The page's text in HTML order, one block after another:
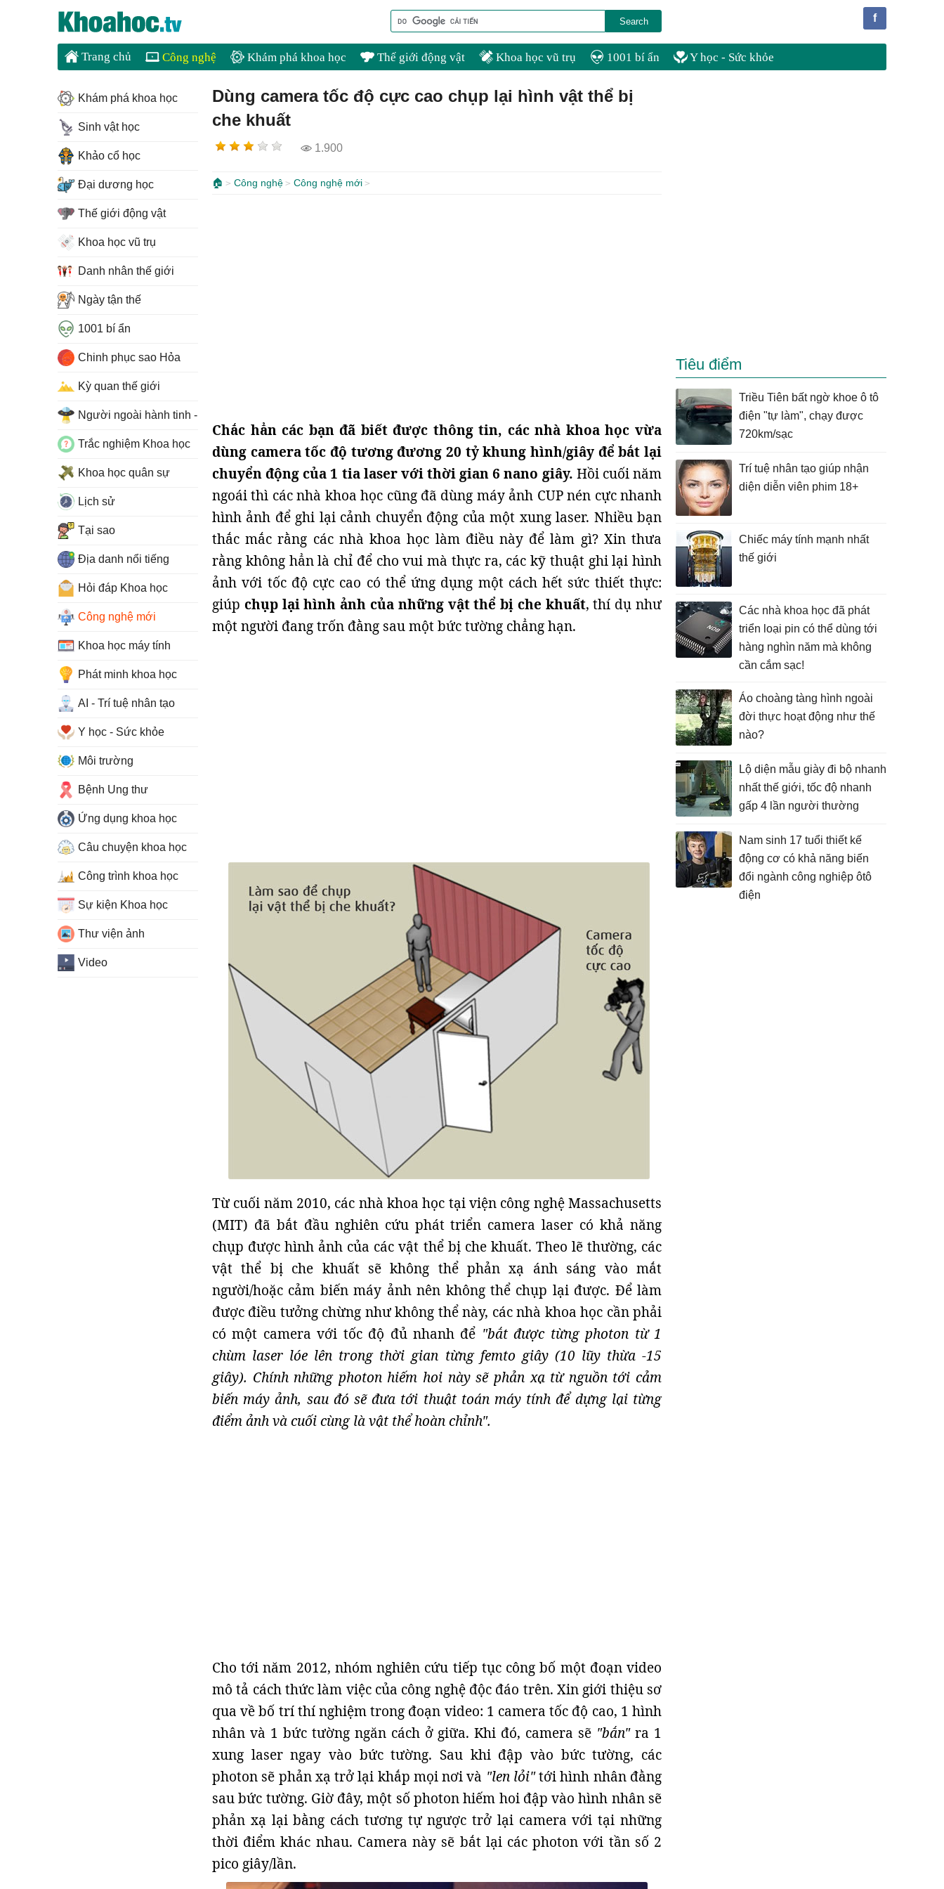
f
Trang chủ Công nghệ Khám phá khoa học Thế giới động vật Khoa học vũ trụ 1001 bí ẩn Y học - Sức khỏe
Dùng camera tốc độ cực cao chụp lại hình vật thể bị
che khuất
1.900
🏠 Công nghệ Công nghệ mới
Chắc hẳn các bạn đã biết được thông tin, các nhà khoa học vừa
dùng camera tốc độ tương đương 20 tỷ khung hình/giây để bắt lại
chuyển động của 1 tia laser với thời gian 6 nano giây. Hồi cuối năm
ngoái thì các nhà khoa học cũng đã dùng máy ảnh CUP nén cực nhanh
hình ảnh để ghi lại cảnh chuyển động của một xung laser. Nhiều bạn
thắc mắc rằng các nhà khoa học làm điều này để làm gì? Xin thưa
rằng không hẳn là chỉ để cho vui mà thực ra, các kỹ thuật ghi lại hình
ảnh với tốc độ cực cao có thể ứng dụng một cách hết sức thiết thực:
giúp chụp lại hình ảnh của những vật thể bị che khuất, thí dụ như
một người đang trốn đằng sau một bức tường chẳng hạn.
Từ cuối năm 2010, các nhà khoa học tại viện công nghệ Massachusetts
(MIT) đã bắt đầu nghiên cứu phát triển camera laser có khả năng
chụp được hình ảnh của các vật thể bị che khuất. Theo lẽ thường, các
vật thể bị che khuất sẽ không thể phản xạ ánh sáng vào mắt
người/hoặc cảm biến máy ảnh nên không thể chụp lại được. Để làm
được điều tưởng chừng như không thể này, các nhà khoa học cần phải
có một camera với tốc độ đủ nhanh để "bắt được từng photon từ 1
chùm laser lóe lên trong thời gian từng femto giây (10 lũy thừa -15
giây). Chính những photon hiếm hoi này sẽ phản xạ từ nguồn tới cảm
biến máy ảnh, sau đó sẽ đưa tới thuật toán máy tính để dựng lại từng
điểm ảnh và cuối cùng là vật thể hoàn chỉnh".
Cho tới năm 2012, nhóm nghiên cứu tiếp tục công bố một đoạn video
mô tả cách thức làm việc của công nghệ độc đáo trên. Xin giới thiệu sơ
qua về bố trí thí nghiệm trong đoạn video: 1 camera tốc độ cao, 1 hình
nhân và 1 bức tường ngăn cách ở giữa. Khi đó, camera sẽ "bắn"ra 1
xung laser ngay vào bức tường. Sau khi đập vào bức tường, các
photon sẽ phản xạ trở lại khắp mọi nơi và "len lỏi"tới hình nhân đằng
sau bức tường. Giờ đây, một số photon hiếm hoi đập vào hình nhân sẽ
phản xạ lại bằng cách tương tự ngược trở lại camera với tại những
thời điểm khác nhau. Camera này sẽ bắt lại các photon với tần số 2
pico giây/lần.
Tiêu điểm
Triều Tiên bất ngờ khoe ô tô
điện "tự làm", chạy được
720km/sạc
Trí tuệ nhân tạo giúp nhận
diện diễn viên phim 18+
Chiếc máy tính mạnh nhất
thế giới
Các nhà khoa học đã phát
triển loại pin có thể dùng tới
hàng nghìn năm mà không
cần cắm sạc!
Áo choàng tàng hình ngoài
đời thực hoạt động như thế
nào?
Lộ diện mẫu giày đi bộ nhanh
nhất thế giới, tốc độ nhanh
gấp 4 lần người thường
Nam sinh 17 tuổi thiết kế
động cơ có khả năng biến
đổi ngành công nghiệp ôtô
điện
Khám phá khoa học
Sinh vật học
Khảo cổ học
Đại dương học
Thế giới động vật
Khoa học vũ trụ
Danh nhân thế giới
Ngày tận thế
1001 bí ẩn
Chinh phục sao Hỏa
Kỳ quan thế giới
Người ngoài hành tinh - UFO
Trắc nghiệm Khoa học
Khoa học quân sự
Lịch sử
Tại sao
Địa danh nổi tiếng
Hỏi đáp Khoa học
Công nghệ mới
Khoa học máy tính
Phát minh khoa học
AI - Trí tuệ nhân tạo
Y học - Sức khỏe
Môi trường
Bệnh Ung thư
Ứng dụng khoa học
Câu chuyện khoa học
Công trình khoa học
Sự kiện Khoa học
Thư viện ảnh
Video